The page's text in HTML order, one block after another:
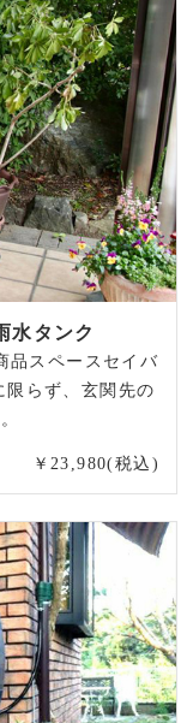
水タンク
品スペースセイバ
限らず、玄関先の
￥23,980(税込)